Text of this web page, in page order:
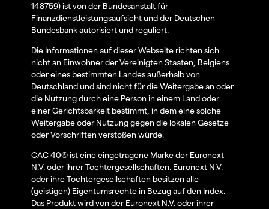
148759) ist von der Bundesanstalt für
Finanzdienstleistungsaufsicht und der Deutschen
Bundesbank autorisiert und reguliert.
Die Informationen auf dieser Webseite richten sich
nicht an Einwohner der Vereinigten Staaten, Belgiens
oder eines bestimmten Landes außerhalb von
Deutschland und sind nicht für die Weitergabe an oder
die Nutzung durch eine Person in einem Land oder
einer Gerichtsbarkeit bestimmt, in dem eine solche
Weitergabe oder Nutzung gegen die lokalen Gesetze
oder Vorschriften verstoßen würde.
CAC 40® ist eine eingetragene Marke der Euronext
N.V. oder ihrer Tochtergesellschaften. Euronext N.V.
oder ihre Tochtergesellschaften besitzen alle
(geistigen) Eigentumsrechte in Bezug auf den Index.
Das Produkt wird von der Euronext N.V. oder ihrer